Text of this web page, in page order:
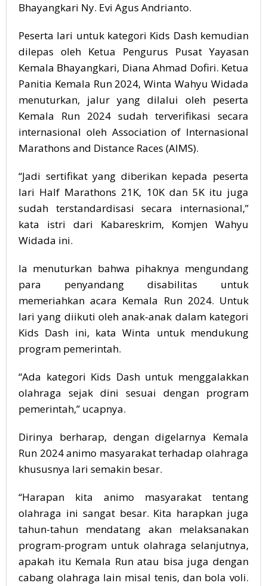
Bhayangkari Ny. Evi Agus Andrianto.
Peserta lari untuk kategori Kids Dash kemudian
dilepas oleh Ketua Pengurus Pusat Yayasan
Kemala Bhayangkari, Diana Ahmad Dofiri. Ketua
Panitia Kemala Run 2024, Winta Wahyu Widada
menuturkan, jalur yang dilalui oleh peserta
Kemala Run 2024 sudah terverifikasi secara
internasional oleh Association of Internasional
Marathons and Distance Races (AIMS).
“Jadi sertifikat yang diberikan kepada peserta
lari Half Marathons 21K, 10K dan 5K itu juga
sudah terstandardisasi secara internasional,”
kata istri dari Kabareskrim, Komjen Wahyu
Widada ini.
Ia menuturkan bahwa pihaknya mengundang
para penyandang disabilitas untuk
memeriahkan acara Kemala Run 2024. Untuk
lari yang diikuti oleh anak-anak dalam kategori
Kids Dash ini, kata Winta untuk mendukung
program pemerintah.
“Ada kategori Kids Dash untuk menggalakkan
olahraga sejak dini sesuai dengan program
pemerintah,” ucapnya.
Dirinya berharap, dengan digelarnya Kemala
Run 2024 animo masyarakat terhadap olahraga
khususnya lari semakin besar.
“Harapan kita animo masyarakat tentang
olahraga ini sangat besar. Kita harapkan juga
tahun-tahun mendatang akan melaksanakan
program-program untuk olahraga selanjutnya,
apakah itu Kemala Run atau bisa juga dengan
cabang olahraga lain misal tenis, dan bola voli.